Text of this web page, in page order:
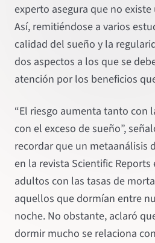
experto asegura que no existe
Así, remitiéndose a varios
calidad del sueño y la
dos aspectos a los que se
atención por los beneficios
“El riesgo aumenta tanto con
con el exceso de sueño”,
recordar que un metaanálisis
en la revista Scientific
adultos con las tasas de
aquellos que dormían entre
noche. No obstante, aclaró
dormir mucho se relaciona